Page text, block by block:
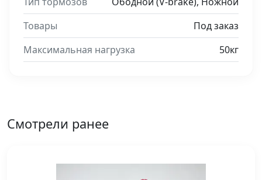
Товары
Под заказ
Максимальная нагрузка
50кг
Смотрели ранее